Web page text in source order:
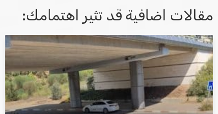
אני מאשר/ת קבלת דיוור במייל ושימוש בפרטים בהתאם
למדיניות הפרטיות
مقالات اضافية قد تثير اهتمامك: